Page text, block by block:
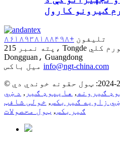
ګیرونو کارول
تلیفون +۸۶۱۸۹۳۸۱۸۸۴۹۸
پته
نمبر 215، Tongde سړک، څلورم کلي، Shijie Town،
Dongguan، Guangdong
میل باکس info@ngt-china.com
ګیرونه , هایپوډ ګیر , د ښي
ښي زاویه ګیربکس, خولی شافټ
ګیربکس, ټول محصولات